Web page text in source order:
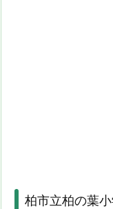
柏市立柏の葉